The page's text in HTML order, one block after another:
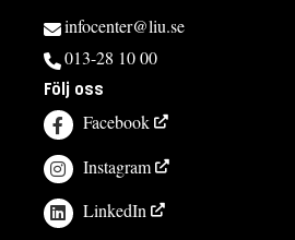
infocenter@liu.se
013-28 10 00
Följ oss
Facebook
Instagram
LinkedIn